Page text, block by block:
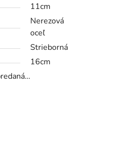
11cm
Nerezová
oceľ
Strieborná
16cm